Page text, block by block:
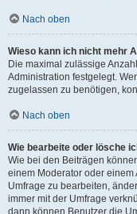
Nach oben
Wieso kann ich nicht mehr
Die maximal zulässige
Administration festgelegt.
zugelassen zu benötigen,
Nach oben
Wie bearbeite oder lösche
Wie bei den Beiträgen
einem Moderator oder
Umfrage zu bearbeiten,
immer mit der Umfrage
dann können Benutzer die